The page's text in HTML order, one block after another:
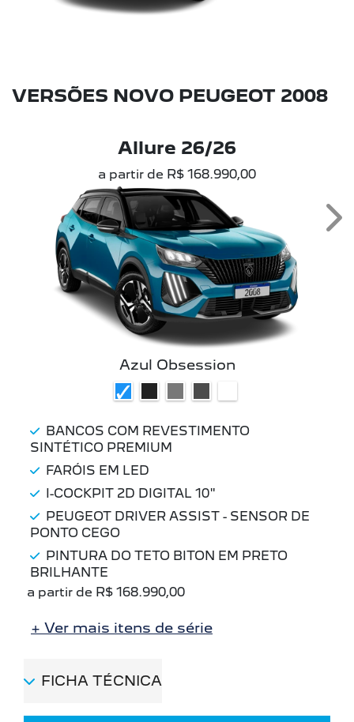
VERSÕES NOVO PEUGEOT 2008
Allure 26/26
a partir de R$ 168.990,00
Azul Obsession
BANCOS COM REVESTIMENTO
SINTÉTICO PREMIUM
FARÓIS EM LED
I-COCKPIT 2D DIGITAL 10"
PEUGEOT DRIVER ASSIST - SENSOR DE
PONTO CEGO
PINTURA DO TETO BITON EM PRETO
BRILHANTE
a partir de R$ 168.990,00
+ Ver mais itens de série
FICHA TÉCNICA